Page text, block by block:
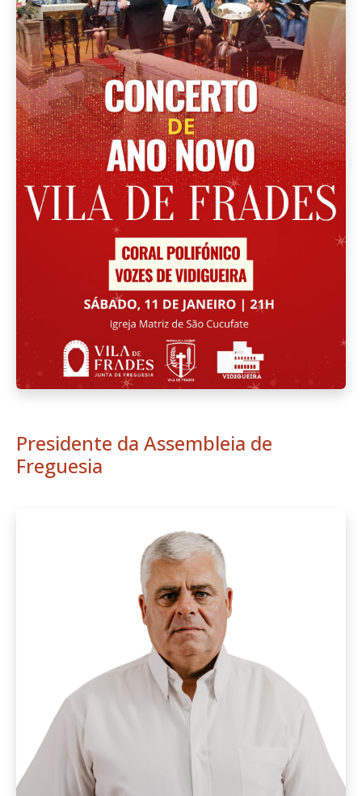
Presidente da Assembleia de
Freguesia